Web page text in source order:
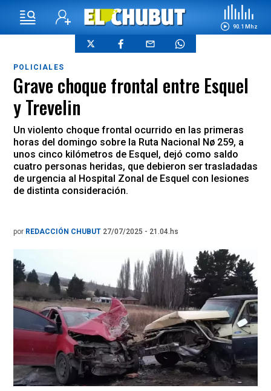
90.1 Mhz
POLICIALES
Grave choque frontal entre Esquel
y Trevelin
Un violento choque frontal ocurrido en las primeras
horas del domingo sobre la Ruta Nacional Nø 259, a
unos cinco kilómetros de Esquel, dejó como saldo
cuatro personas heridas, que debieron ser trasladadas
de urgencia al Hospital Zonal de Esquel con lesiones
de distinta consideración.
por REDACCIÓN CHUBUT 27/07/2025 - 21.04.hs